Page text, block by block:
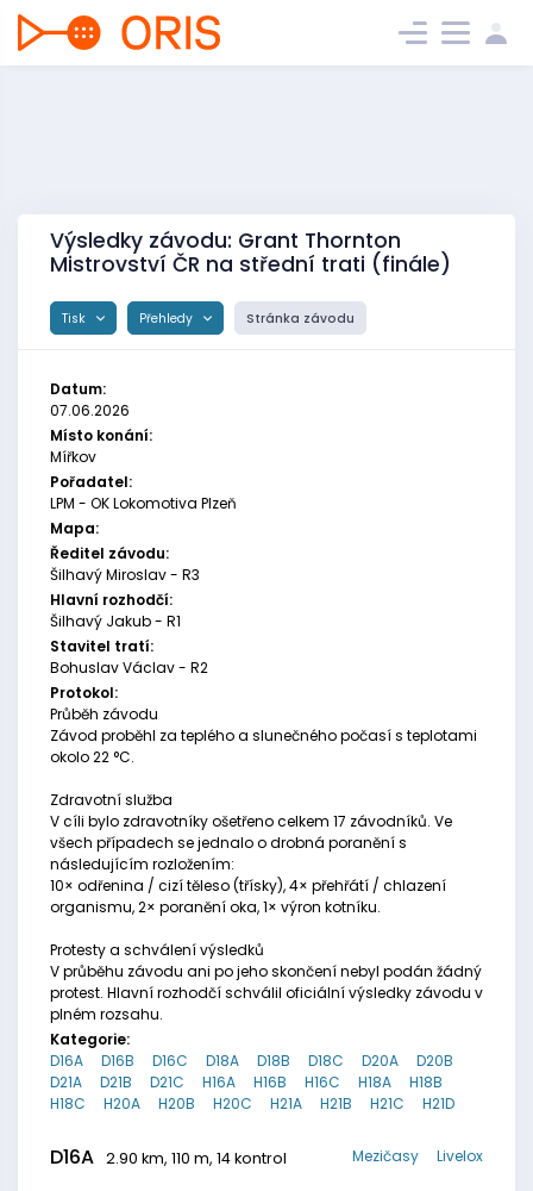
Výsledky závodu: Grant Thornton
Mistrovství ČR na střední trati (finále)
Tisk Přehledy Stránka závodu
Datum:
07.06.2026
Místo konání:
Mířkov
Pořadatel:
LPM - OK Lokomotiva Plzeň
Mapa:
Ředitel závodu:
Šilhavý Miroslav - R3
Hlavní rozhodčí:
Šilhavý Jakub - R1
Stavitel tratí:
Bohuslav Václav - R2
Protokol:
Průběh závodu
Závod proběhl za teplého a slunečného počasí s teplotami
okolo 22 °C.
Zdravotní služba
V cíli bylo zdravotníky ošetřeno celkem 17 závodníků. Ve
všech případech se jednalo o drobná poranění s
následujícím rozložením:
10× odřenina / cizí těleso (třísky), 4× přehřátí / chlazení
organismu, 2× poranění oka, 1× výron kotníku.
Protesty a schválení výsledků
V průběhu závodu ani po jeho skončení nebyl podán žádný
protest. Hlavní rozhodčí schválil oficiální výsledky závodu v
plném rozsahu.
Kategorie:
D16A
D16B D16C D18A D18B D18C D20A
D20B
D21A
D21B D21C H16A H16B H16C H18A
H18B
H18C
H20A H20B H20C H21A H21B H21C H21D
D16A 2.90 km, 110 m, 14 kontrol Livelox
Mezičasy